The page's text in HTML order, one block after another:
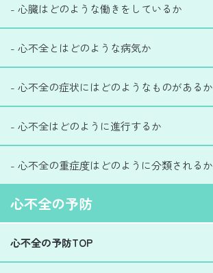
- 心臓はどのような働きをしているか
- 心不全とはどのような病気か
- 心不全の症状にはどのようなものがあるか
- 心不全はどのように進行するか
- 心不全の重症度はどのように分類されるか
心不全の予防
心不全の予防TOP